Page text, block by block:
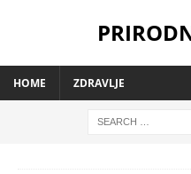
HOME ZDRAVLJE